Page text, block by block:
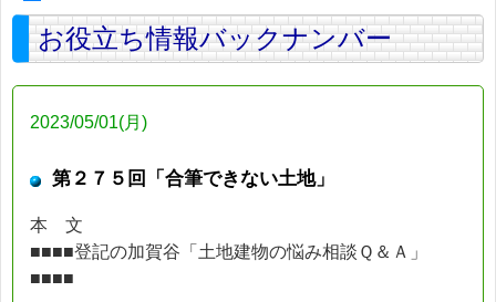
お役立ち情報バックナンバー
2023/05/01(月)
第２７５回「合筆できない土地」
本 文
■■■■登記の加賀谷「土地建物の悩み相談Ｑ＆Ａ」
■■■■